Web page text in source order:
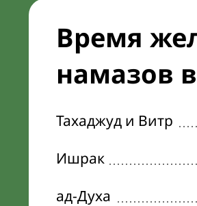
Время
намазов
Тахаджуд и Витр
Ишрак
ад-Духа